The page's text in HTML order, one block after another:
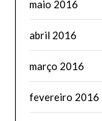
maio 2016
abril 2016
março 2016
fevereiro 2016